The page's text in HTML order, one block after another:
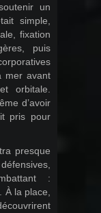
un
simple,
fixation
puis
mer avant
orbitale.
d’avoir
pris pour
presque
:
À la place,